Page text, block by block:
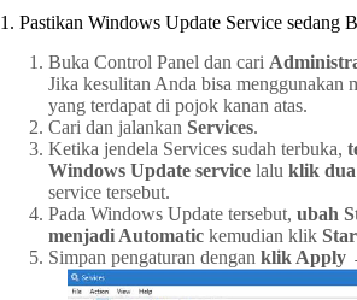
1. Pastikan Windows Update Service sedang
Buka Control Panel dan cari
Jika kesulitan Anda bisa menggunakan
yang terdapat di pojok kanan atas.
Cari dan jalankan Services.
Ketika jendela Services sudah terbuka,
Windows Update service lalu klik
service tersebut.
Pada Windows Update tersebut, ubah
menjadi Automatic kemudian klik
Simpan pengaturan dengan klik Apply